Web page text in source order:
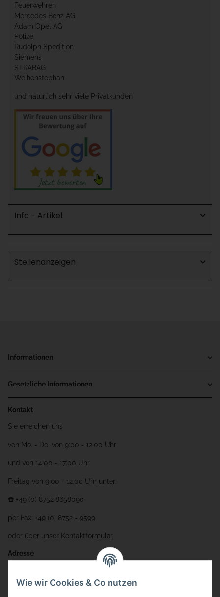
Feuerwehren
Mercedes Benz AG
Adam Opel AG
Polizei
Rudolph Spedition
Siemens
STRABAG
Weihenstephan
und natürlich sehr viele Privatkunden
Info - Artikel
Stellenanzeigen
Informationen
Gesetzliche Informationen
Kontakt
Sie erreichen uns
von Mo. - Do. von 9:00 - 12:00 Uhr
und von 14:00 - 17:00 Uhr
Freitag von 9:00 - 12:00 Uhr unter:
☎️ +49 (0) 8752 8658090
per Fax: +49 (0) 8752 - 9599
oder über unser Kontaktformular
Adresse
Gewerbering 17
Wie wir Cookies & Co nutzen